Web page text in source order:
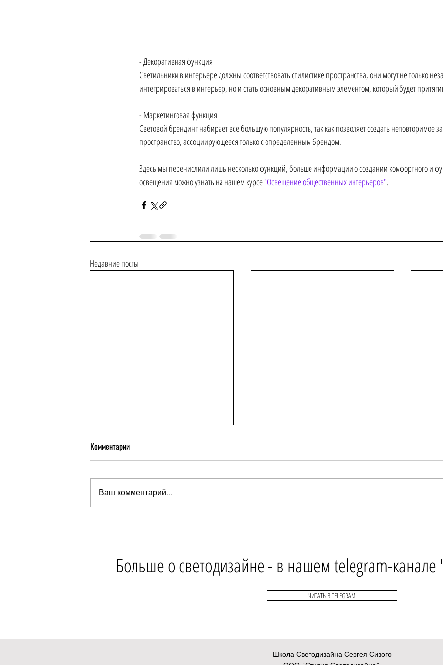
- Декоративная функция
Светильники в интерьере должны соответствовать стилистике пространства, они могут не только
интегрироваться в интерьер, но и стать основным декоративным элементом, который будет
- Маркетинговая функция
Световой брендинг набирает все большую популярность, так как позволяет создать неповторимое
пространство, ассоциирующееся только с определенным брендом.
Здесь мы перечислили лишь несколько функций, больше информации о создании комфортного и
освещения можно узнать на нашем курсе "Освещение общественных интерьеров".
Недавние посты
Размышления руководителя
Комментарии
Ваш комментарий...
Больше о светодизайне - в нашем telegram-
ЧИТАТЬ В TELEGRAM
Школа Светодизайна Сергея Сизого